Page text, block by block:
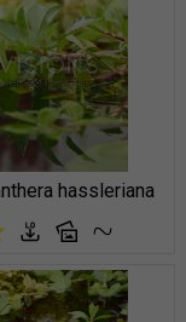
hassleriana